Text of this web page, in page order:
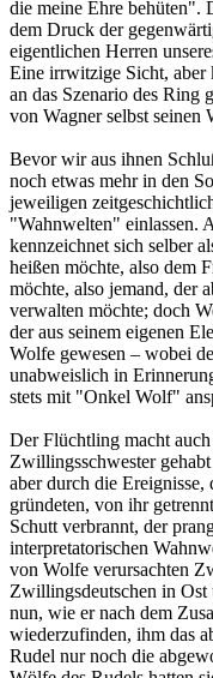
die meine Ehre behüten".
dem Druck der
eigentlichen Herren
Eine irrwitzige Sicht, aber
an das Szenario des Ring
von Wagner selbst seinen
Bevor wir aus ihnen
noch etwas mehr in den
jeweiligen
"Wahnwelten" einlassen.
kennzeichnet sich selber
heißen möchte, also dem
möchte, also jemand, der
verwalten möchte; doch
der aus seinem eigenen
Wolfe gewesen – wobei
unabweislich in
stets mit "Onkel Wolf"
Der Flüchtling macht
Zwillingsschwester
aber durch die Ereignisse,
gründeten, von ihr
Schutt verbrannt, der
interpretatorischen
von Wolfe verursachten
Zwillingsdeutschen in
nun, wie er nach dem
wiederzufinden, ihm das
Rudel nur noch die